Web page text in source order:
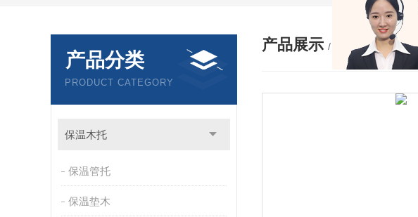
产品分类
PRODUCT CATEGORY
保温木托
保温管托
保温垫木
产品展示 / PRODUCTS